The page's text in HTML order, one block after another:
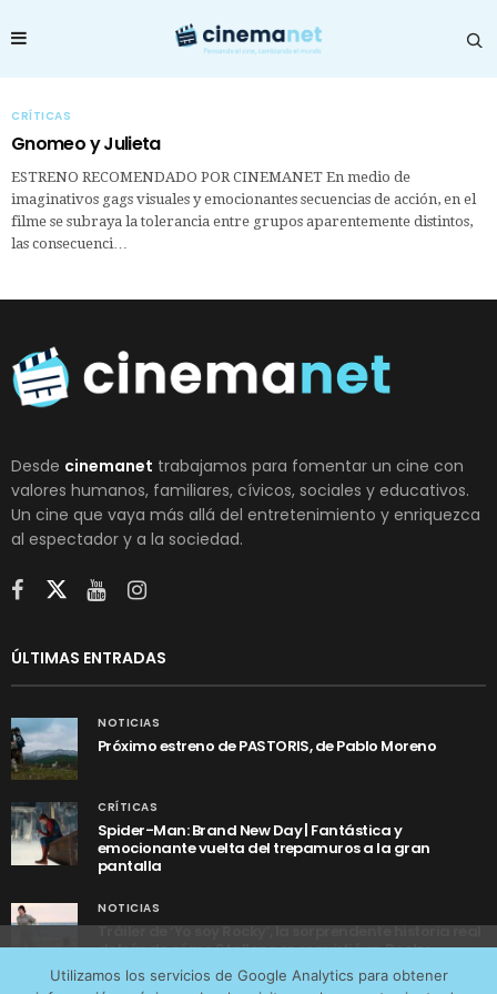
CRÍTICAS
Gnomeo y Julieta
ESTRENO RECOMENDADO POR CINEMANET En medio de
imaginativos gags visuales y emocionantes secuencias de acción, en el
filme se subraya la tolerancia entre grupos aparentemente distintos,
las consecuenci…
Desde cinemanet trabajamos para fomentar un cine con
valores humanos, familiares, cívicos, sociales y educativos.
Un cine que vaya más allá del entretenimiento y enriquezca
al espectador y a la sociedad.
ÚLTIMAS ENTRADAS
NOTICIAS
Próximo estreno de PASTORIS, de Pablo Moreno
CRÍTICAS
Spider-Man: Brand New Day | Fantástica y
emocionante vuelta del trepamuros a la gran
pantalla
NOTICIAS
Tráiler de ‘Yo soy Rocky’, la sorprendente historia real
detrás de cómo Stallone se convirtió en Rocky
Utilizamos los servicios de Google Analytics para obtener
tráfico web que recibimos y conocer los servicios que